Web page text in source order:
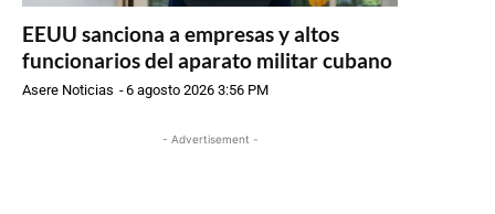
EEUU sanciona a empresas y altos
funcionarios del aparato militar cubano
Asere Noticias -6 agosto 2026 3:56 PM
- Advertisement -